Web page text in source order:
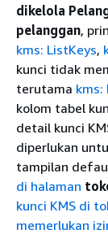
dikelola
pelanggan,
kms: ListKeys,
kunci tidak
terutama kms:
kolom tabel
detail kunci
diperlukan
tampilan
di halaman
kunci KMS di
memerlukan